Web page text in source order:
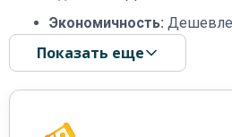
Экономичность:
Показать еще